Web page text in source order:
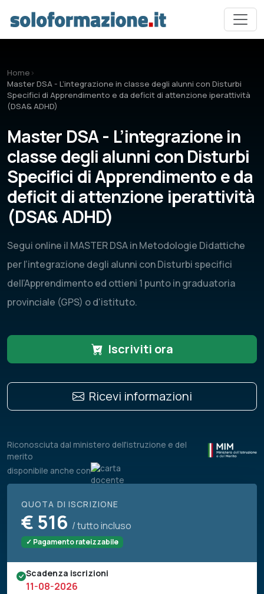
Home ›
Master DSA - L’integrazione in classe degli alunni con Disturbi
Specifici di Apprendimento e da deficit di attenzione iperattività
(DSA& ADHD)
Master DSA - L’integrazione in
classe degli alunni con Disturbi
Specifici di Apprendimento e da
deficit di attenzione iperattività
(DSA& ADHD)
Segui online il MASTER DSA in Metodologie Didattiche
per l’integrazione degli alunni con Disturbi specifici
dell’Apprendimento ed ottieni 1 punto in graduatoria
provinciale (GPS) o d'istituto.
Iscriviti ora
Ricevi informazioni
Riconosciuta dal ministero dell'istruzione e del
merito
disponibile anche con
QUOTA DI ISCRIZIONE
€ 516 / tutto incluso
✓ Pagamento rateizzabile
Scadenza iscrizioni
11-08-2026